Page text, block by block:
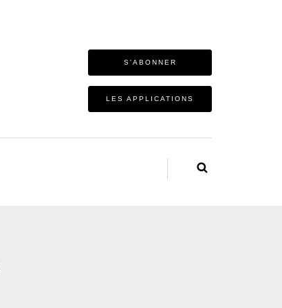
S'ABONNER
LES APPLICATIONS